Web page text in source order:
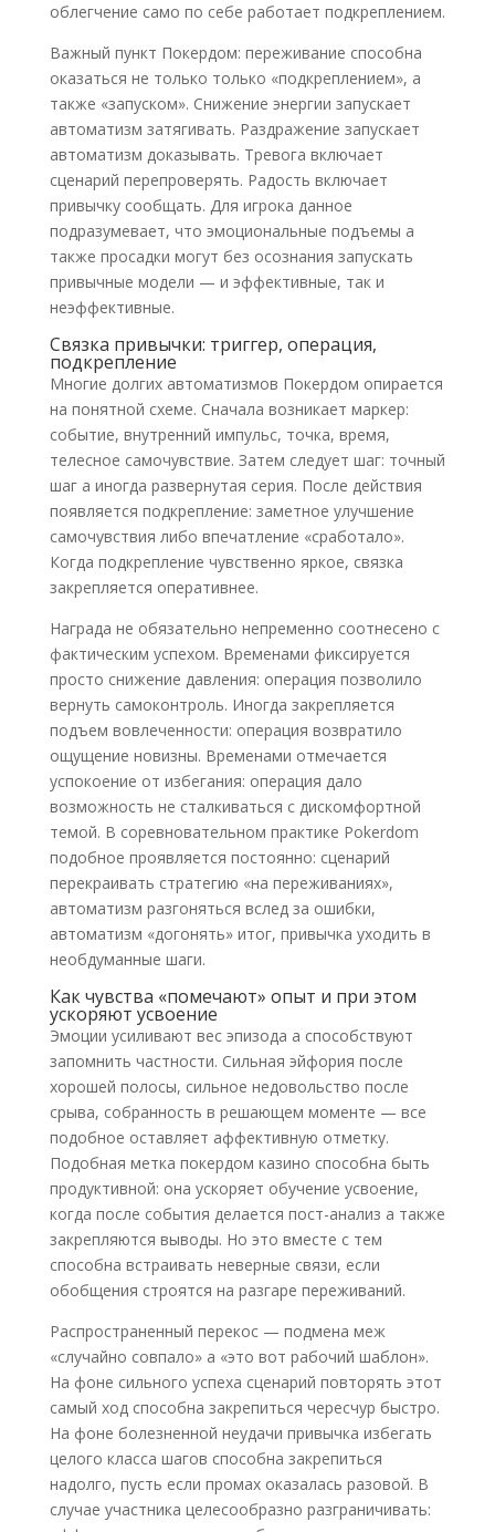
облегчение само по себе работает подкреплением.
Важный пункт Покердом: переживание способна
оказаться не только только «подкреплением», а
также «запуском». Снижение энергии запускает
автоматизм затягивать. Раздражение запускает
автоматизм доказывать. Тревога включает
сценарий перепроверять. Радость включает
привычку сообщать. Для игрока данное
подразумевает, что эмоциональные подъемы а
также просадки могут без осознания запускать
привычные модели — и эффективные, так и
неэффективные.
Связка привычки: триггер, операция,
подкрепление
Многие долгих автоматизмов Покердом опирается
на понятной схеме. Сначала возникает маркер:
событие, внутренний импульс, точка, время,
телесное самочувствие. Затем следует шаг: точный
шаг а иногда развернутая серия. После действия
появляется подкрепление: заметное улучшение
самочувствия либо впечатление «сработало».
Когда подкрепление чувственно яркое, связка
закрепляется оперативнее.
Награда не обязательно непременно соотнесено с
фактическим успехом. Временами фиксируется
просто снижение давления: операция позволило
вернуть самоконтроль. Иногда закрепляется
подъем вовлеченности: операция возвратило
ощущение новизны. Временами отмечается
успокоение от избегания: операция дало
возможность не сталкиваться с дискомфортной
темой. В соревновательном практике Pokerdom
подобное проявляется постоянно: сценарий
перекраивать стратегию «на переживаниях»,
автоматизм разгоняться вслед за ошибки,
автоматизм «догонять» итог, привычка уходить в
необдуманные шаги.
Как чувства «помечают» опыт и при этом
ускоряют усвоение
Эмоции усиливают вес эпизода а способствуют
запомнить частности. Сильная эйфория после
хорошей полосы, сильное недовольство после
срыва, собранность в решающем моменте — все
подобное оставляет аффективную отметку.
Подобная метка покердом казино способна быть
продуктивной: она ускоряет обучение усвоение,
когда после события делается пост-анализ а также
закрепляются выводы. Но это вместе с тем
способна встраивать неверные связи, если
обобщения строятся на разгаре переживаний.
Распространенный перекос — подмена меж
«случайно совпало» а «это вот рабочий шаблон».
На фоне сильного успеха сценарий повторять этот
самый ход способна закрепиться чересчур быстро.
На фоне болезненной неудачи привычка избегать
целого класса шагов способна закрепиться
надолго, пусть если промах оказалась разовой. В
случае участника целесообразно разграничивать: